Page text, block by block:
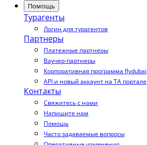
Помощь
Турагенты
Логин для турагентов
Партнеры
Платежные партнеры
Ваучер-партнеры
Корпоративная программа flydubai
API и новый аккаунт на TA портале
Контакты
Свяжитесь с нами
Напишите нам
Помощь
Часто задаваемые вопросы